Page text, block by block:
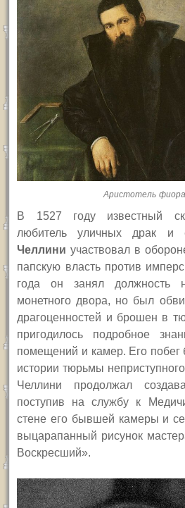
Аристотель
В 1527 году известный
любитель уличных драк и
Челлини участвовал в
папскую власть против
года он занял должность
монетного двора, но был
драгоценностей и брошен в
пригодилось подробное
помещений и камер. Его побег
истории тюрьмы
Челлини продолжал
поступив на службу к
стене его бывшей камеры и
выцарапанный рисунок
Воскресший».